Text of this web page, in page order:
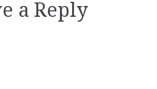
a Reply